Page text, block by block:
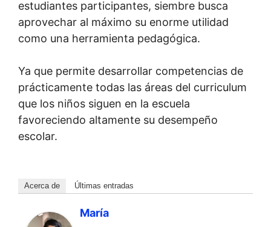
estudiantes participantes, siembre busca
aprovechar al máximo su enorme utilidad
como una herramienta pedagógica.
Ya que permite desarrollar competencias de
prácticamente todas las áreas del curriculum
que los niños siguen en la escuela
favoreciendo altamente su desempeño
escolar.
Acerca de Últimas entradas
María